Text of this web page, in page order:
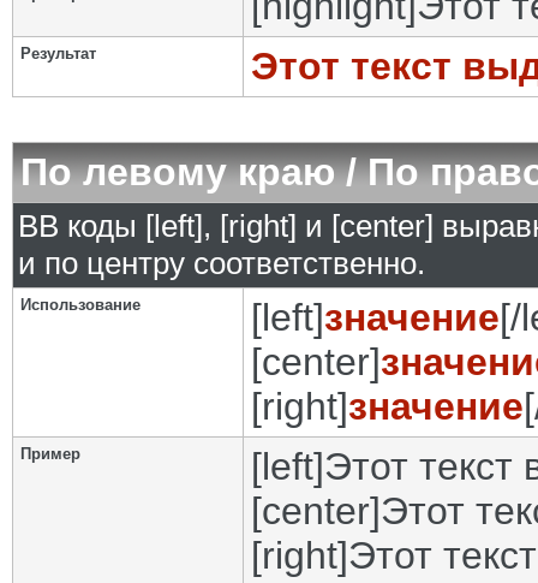
Результат Этот текст
По левому краю / По
BB коды [left], [right] и [center]
и по центру соответственно.
Использование [left]значение[/
[center]
[right]значение
Пример
[left]Этот
[center]Этот
[right]Этот